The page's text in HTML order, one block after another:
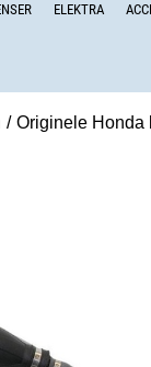
ELEKTRA
/ Originele Honda